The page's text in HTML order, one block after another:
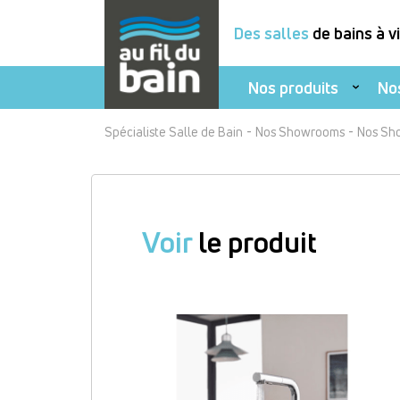
Des salles de bains à
Nos produits
Spécialiste Salle de Bain - Nos Showrooms - Nos
Voirle produit